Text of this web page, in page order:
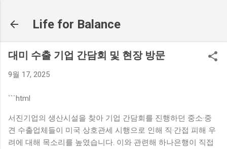
Life for Balance
대미 수출 기업 간담회 및 현장 방문
9월 17, 2025
```html
서진기업의 생산시설을 찾아 기업 간담회를 진행하던 중소·중
견 수출업체들이 미국 상호관세 시행으로 인해 직·간접 피해 우
려에 대해 목소리를 높였습니다. 이와 관련해 하나은행이 직접